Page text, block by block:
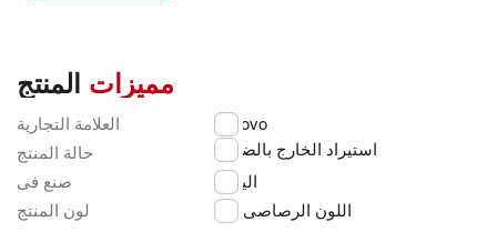
مميزات المنتج
العلامة التجارية
Lenovo
حالة المنتج
استيراد الخارج بالضمان
صنع فى
اليابان
لون المنتج
اللون الرصاصى